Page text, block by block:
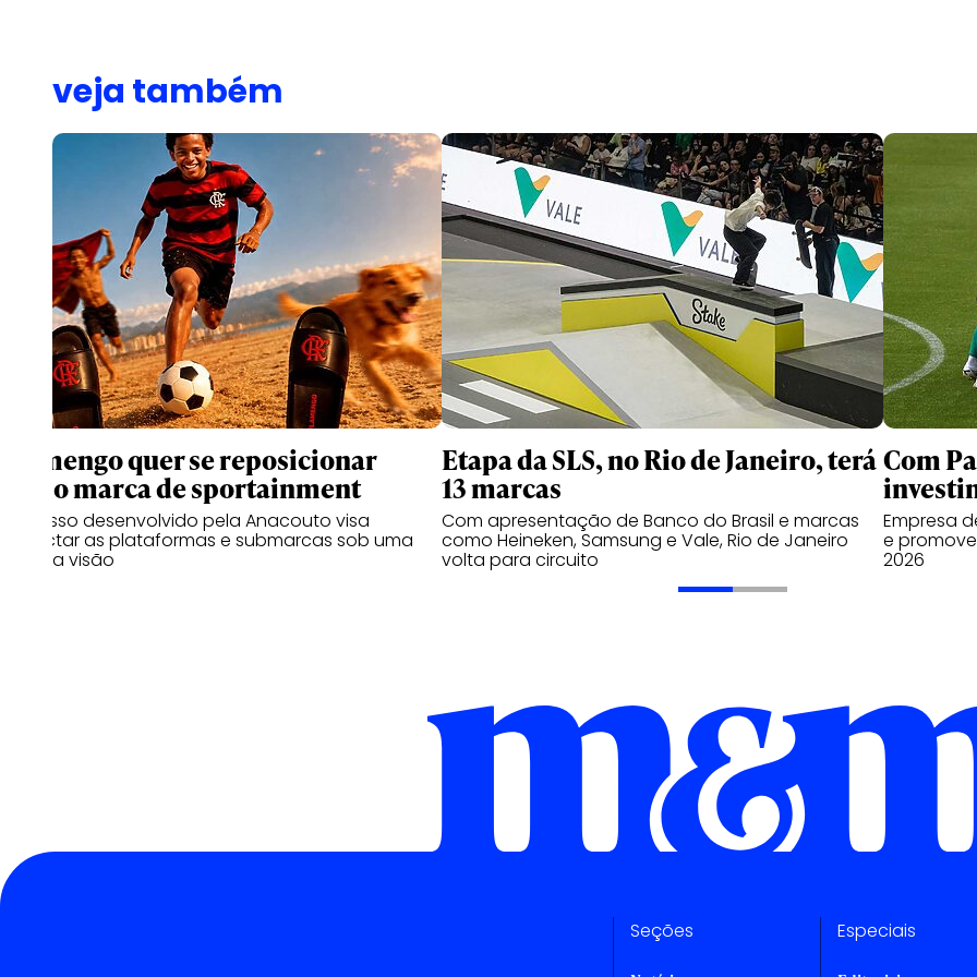
veja também
Flamengo quer se reposicionar
como marca de sportainment
Processo desenvolvido pela Anacouto visa
conectar as plataformas e submarcas sob uma
mesma visão
Etapa da SLS, no Rio de Janeiro, terá
13 marcas
Com apresentação de Banco do Brasil e marcas
como Heineken, Samsung e Vale, Rio de Janeiro
volta para circuito
Com
Empresa
e
2026
Seções Especiais